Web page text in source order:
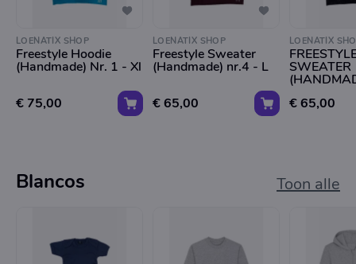
LOENATIX SHOP
Freestyle Hoodie
(Handmade) Nr. 1 - Xl
€ 75,00
LOENATIX SHOP
Freestyle Sweater
(Handmade) nr.4 - L
€ 65,00
LOENATIX
SWEATER
€ 65,00
Blancos Toon alle